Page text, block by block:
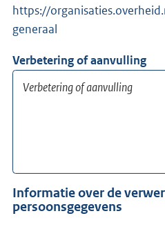
https://
generaal
Verbetering of aanvulling
Informatie over de
persoonsgegevens